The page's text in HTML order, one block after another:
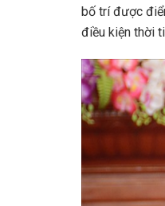
bố trí được
điều kiện thời